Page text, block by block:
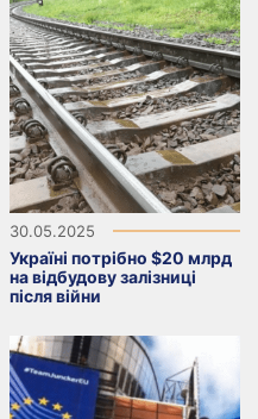
30.05.2025
Україні потрібно $20 млрд
на відбудову залізниці
після війни